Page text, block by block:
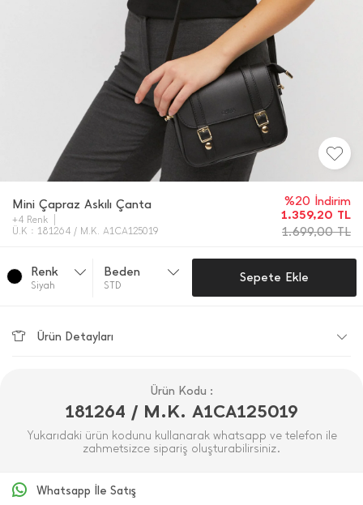
Mini Çapraz Askılı Çanta
+4 Renk
Ü.K : 181264 / M.K. A1CA125019
%20 İndirim
1.359,20 TL
1.699,00TL
Renk
Si̇yah
Beden
STD
Sepete Ekle
Ürün Detayları
Ürün Kodu :
181264 / M.K. A1CA125019
Yukarıdaki ürün kodunu kullanarak whatsapp ve telefon ile
zahmetsizce sipariş oluşturabilirsiniz.
Whatsapp İle Satış